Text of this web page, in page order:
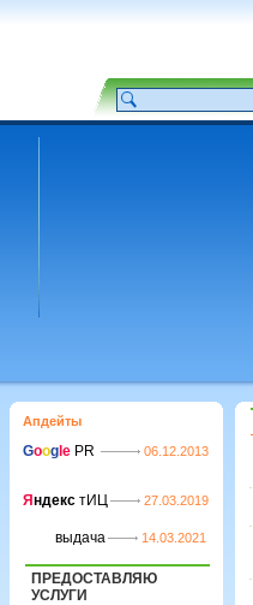
Апдейты
Goog le PR 06.12.2013
Я ндекс тИЦ 27.03.2019
выдача 14.03.2021
ПРЕДОСТАВЛЯЮ
УСЛУГИ